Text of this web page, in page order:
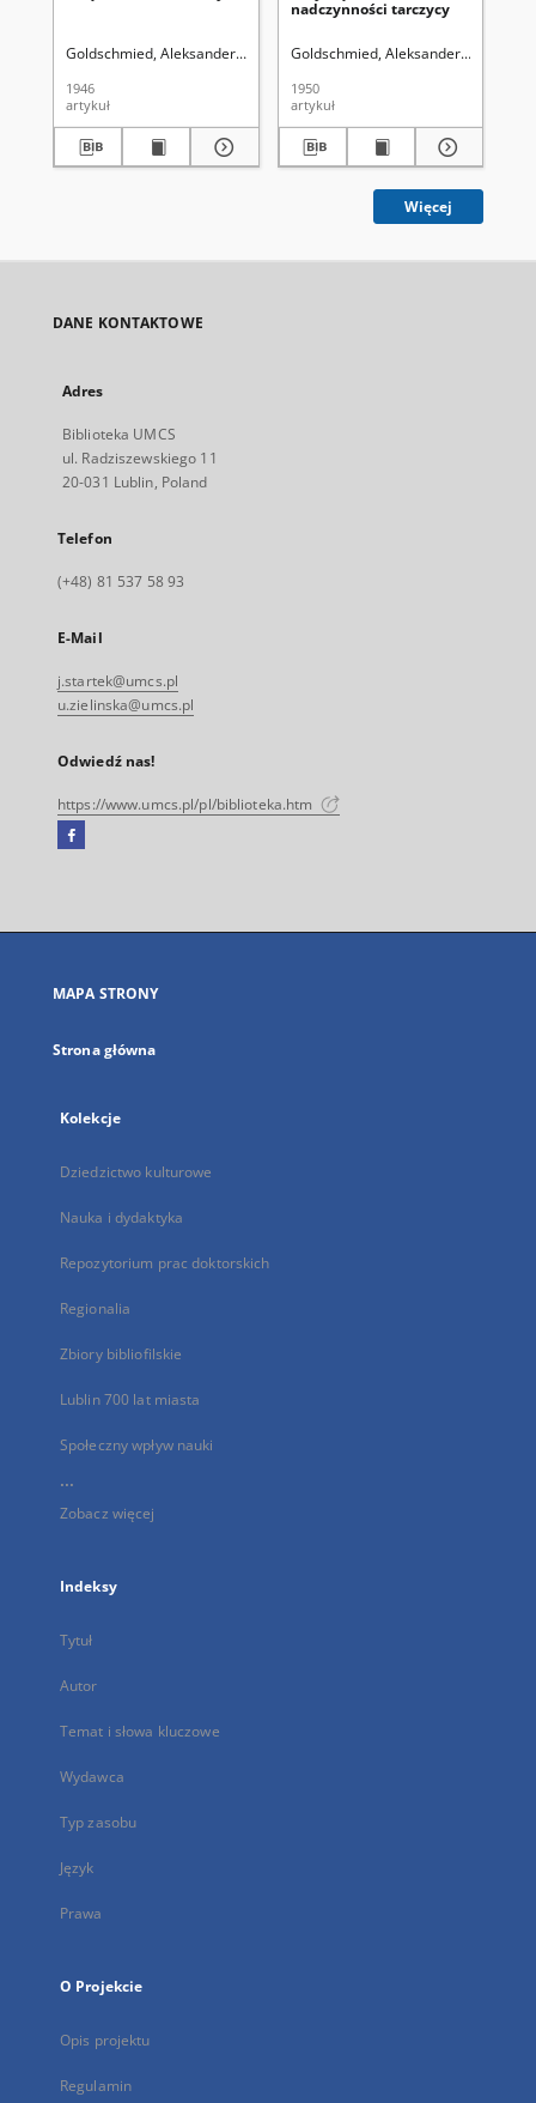
Goldschmied, Aleksander. Fleck, Ludwik (1896-1961). Redaktor sekcji
1946
artykuł
nadczynności tarczycy
Goldschmied, Aleksander.
1950
artykuł
Więcej
DANE KONTAKTOWE
Adres
Biblioteka UMCS
ul. Radziszewskiego 11
20-031 Lublin, Poland
Telefon
(+48) 81 537 58 93
E-Mail
j.startek@umcs.pl
u.zielinska@umcs.pl
Odwiedź nas!
https://www.umcs.pl/pl/biblioteka.htm
Facebook
się
karcie
MAPA STRONY
Strona główna
Kolekcje
Dziedzictwo kulturowe
Nauka i dydaktyka
Repozytorium prac doktorskich
Regionalia
Zbiory bibliofilskie
Lublin 700 lat miasta
Społeczny wpływ nauki
...
Zobacz więcej
Indeksy
Tytuł
Autor
Temat i słowa kluczowe
Wydawca
Typ zasobu
Język
Prawa
O Projekcie
Opis projektu
Regulamin